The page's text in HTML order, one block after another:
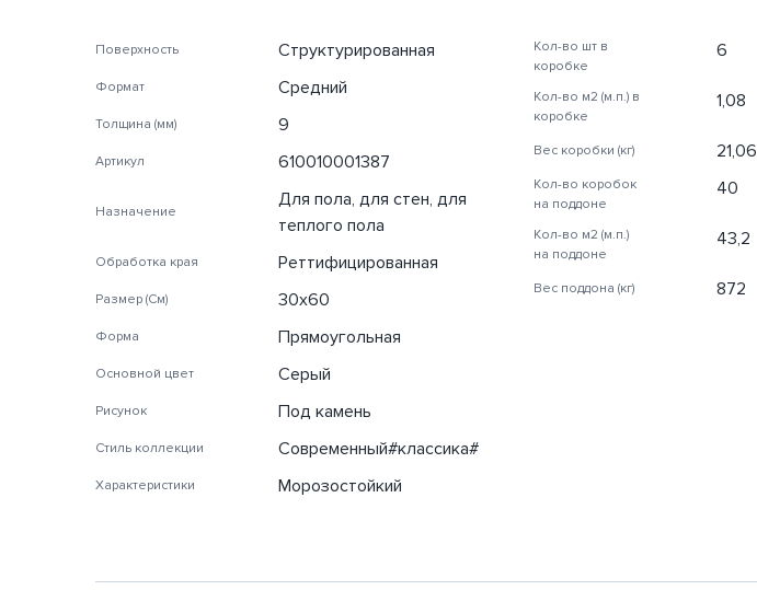
Поверхность Структурированная
Формат Средний
Толщина (мм) 9
Артикул 610010001387
Назначение
Для пола, для стен, для
теплого пола
Обработка края Реттифицированная
Размер (См) 30х60
Форма Прямоугольная
Основной цвет Серый
Рисунок Под камень
Стиль коллекции Современный#классика#
Характеристики Морозостойкий
Кол-во шт в
коробке
6
Кол-во м2 (м.п.) в
коробке
1,08
Вес коробки (кг) 21,06
Кол-во коробок
на поддоне
40
Кол-во м2 (м.п.)
на поддоне
43,2
Вес поддона (кг) 872